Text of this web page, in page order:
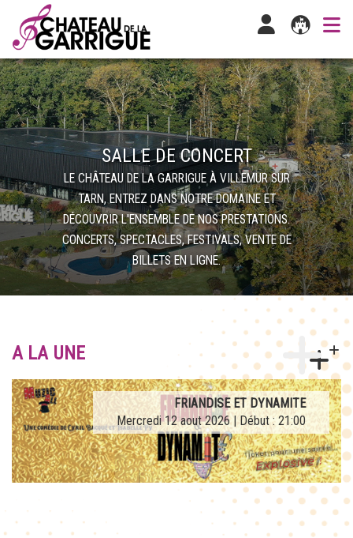
SALLE DE CONCERT
LE CHÂTEAU DE LA GARRIGUE À VILLEMUR SUR
TARN, ENTREZ DANS NOTRE DOMAINE ET
DÉCOUVRIR L'ENSEMBLE DE NOS PRESTATIONS.
CONCERTS, SPECTACLES, FESTIVALS, VENTE DE
BILLETS EN LIGNE.
A LA UNE
FRIANDISE ET DYNAMITE
Mercredi 12 aout 2026 | Début : 21:00
AFTERWORK TRIBUTE LA FRENCH TEUF
Jeudi 27 aout 2026 | Début : 21:00